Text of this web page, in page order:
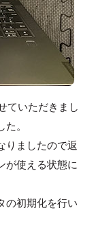
ていただきまし
。
りましたので返
が使える状態に
の初期化を行い